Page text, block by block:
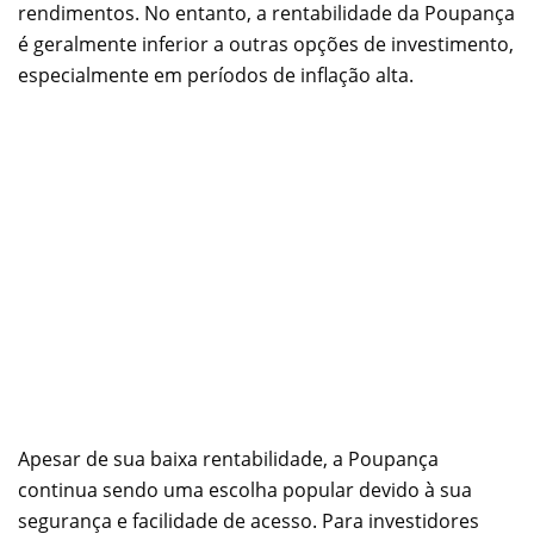
rendimentos. No entanto, a rentabilidade da Poupança
é geralmente inferior a outras opções de investimento,
especialmente em períodos de inflação alta.
Apesar de sua baixa rentabilidade, a Poupança
continua sendo uma escolha popular devido à sua
segurança e facilidade de acesso. Para investidores